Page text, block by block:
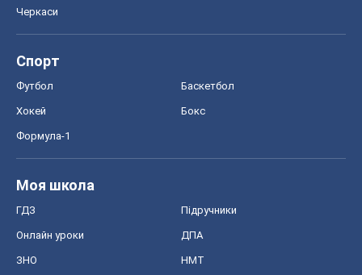
Черкаси
Спорт
Футбол Баскетбол
Хокей Бокс
Формула-1
Моя школа
ГДЗ Підручники
Онлайн уроки ДПА
ЗНО НМТ